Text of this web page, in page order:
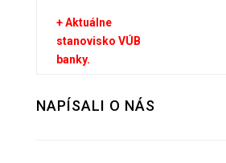
+ Aktuálne
stanovisko VÚB
banky.
NAPÍSALI O NÁS